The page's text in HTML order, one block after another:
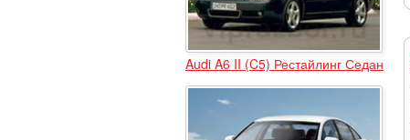
Audi A6 II (C5) Рестайлинг Седан